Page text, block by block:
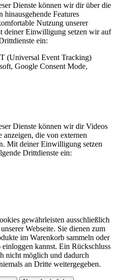
Dienste können wir dir über die
hinausgehende Features
Nutzung unserer
deiner Einwilligung setzen wir auf
ein:
(Universal Event Tracking)
Google Consent Mode,
Dienste können wir dir Videos
anzeigen, die von externen
Mit deiner Einwilligung setzen
Drittdienste ein:
gewährleisten ausschließlich
Webseite. Sie dienen zum
im Warenkorb sammeln oder
kannst. Ein Rückschluss
nicht möglich und dadurch
an Dritte weitergegeben.